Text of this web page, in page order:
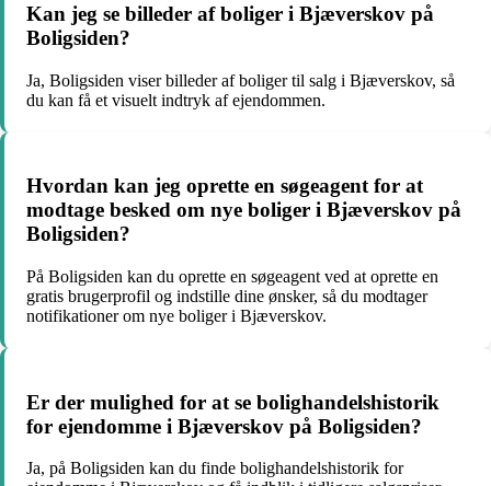
Kan jeg se billeder af boliger i Bjæverskov på
Boligsiden?
Ja, Boligsiden viser billeder af boliger til salg i Bjæverskov, så
du kan få et visuelt indtryk af ejendommen.
Hvordan kan jeg oprette en søgeagent for at
modtage besked om nye boliger i Bjæverskov på
Boligsiden?
På Boligsiden kan du oprette en søgeagent ved at oprette en
gratis brugerprofil og indstille dine ønsker, så du modtager
notifikationer om nye boliger i Bjæverskov.
Er der mulighed for at se bolighandelshistorik
for ejendomme i Bjæverskov på Boligsiden?
Ja, på Boligsiden kan du finde bolighandelshistorik for